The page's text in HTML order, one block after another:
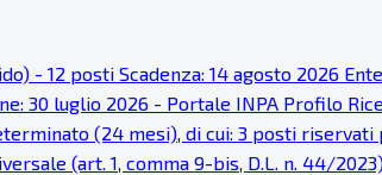
- 12 posti Scadenza: 14 agosto 2026
30 luglio 2026 - Portale INPA Profilo
(24 mesi), di cui: 3 posti
(art. 1, comma 9-bis, D.L. n. 44/